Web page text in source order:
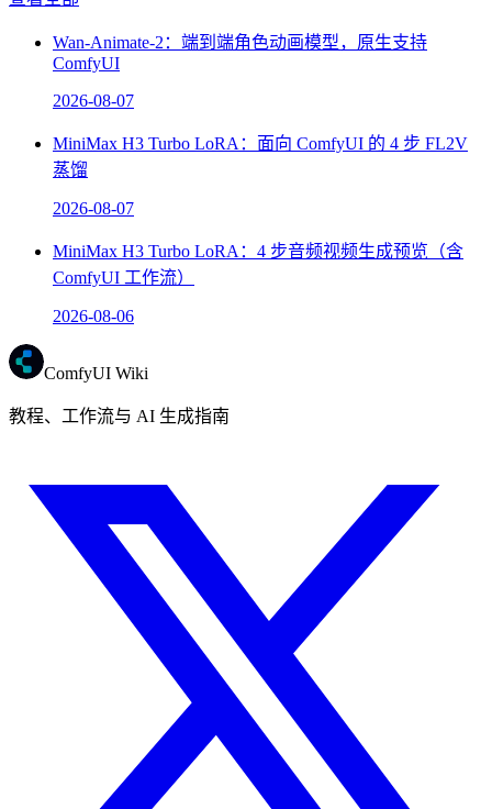
Wan-Animate-2：端到端角色动画模型，原生支持
ComfyUI
2026-08-07
MiniMax H3 Turbo LoRA：面向 ComfyUI 的 4 步 FL2V
蒸馏
2026-08-07
MiniMax H3 Turbo LoRA：4 步音频视频生成预览（含
ComfyUI 工作流）
2026-08-06
ComfyUI Wiki
教程、工作流与 AI 生成指南